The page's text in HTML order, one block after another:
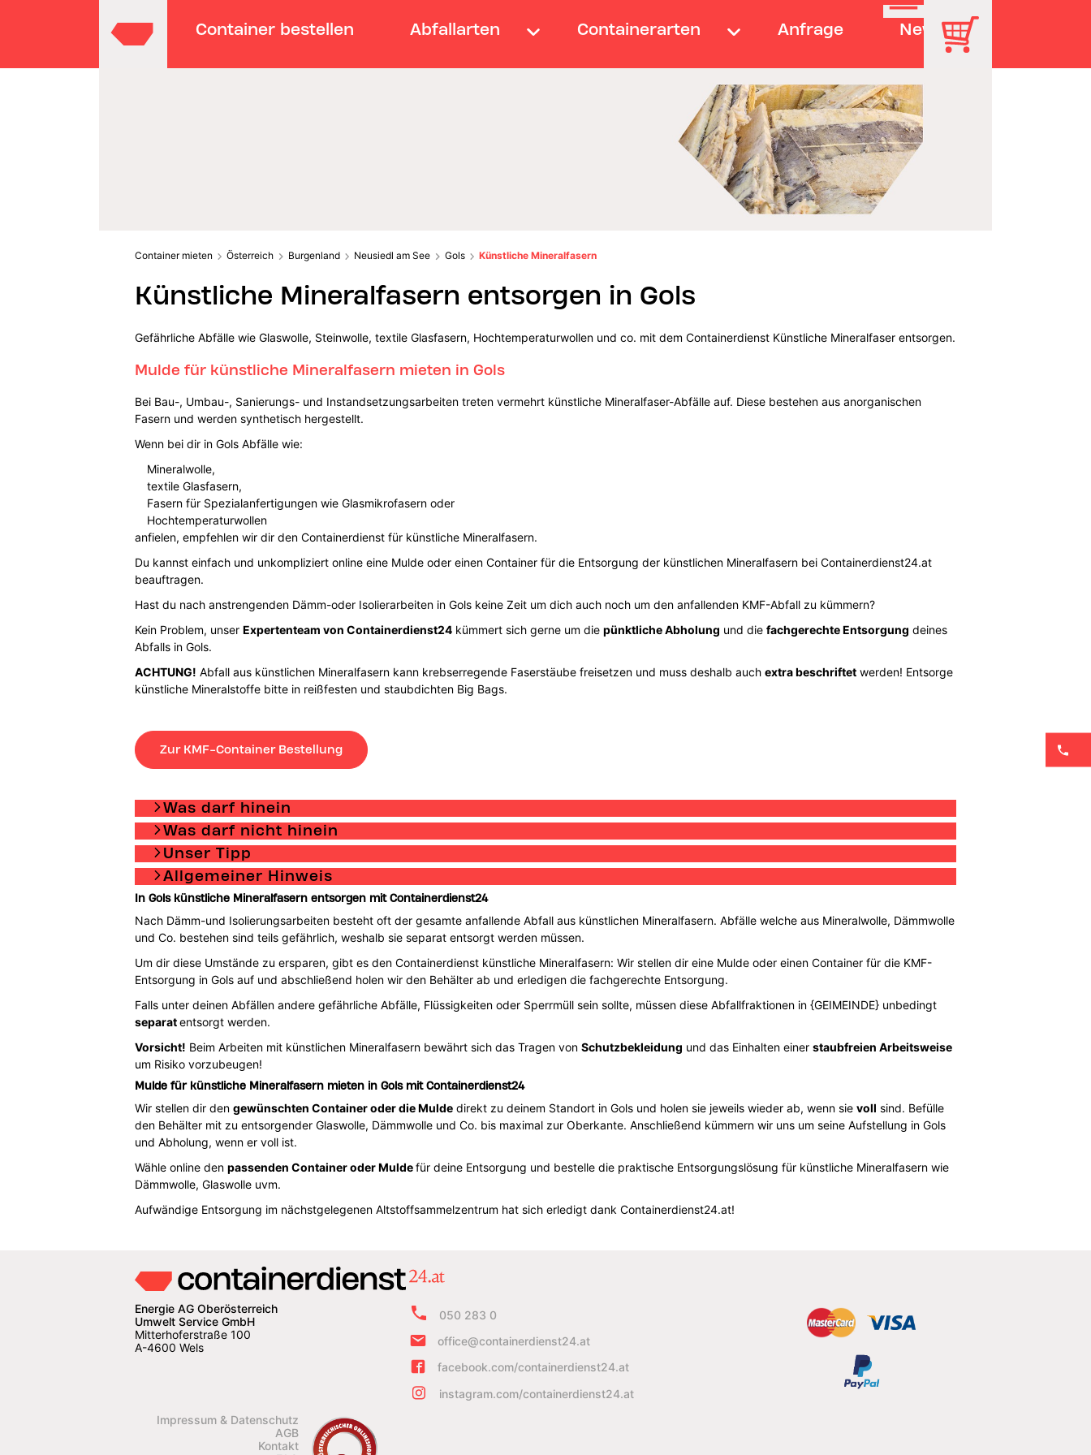
Container bestellen Abfallarten Containerarten Anfrage News
Container mieten Österreich Burgenland Neusiedl am See Gols Künstliche Mineralfasern
Künstliche Mineralfasern entsorgen in Gols
Gefährliche Abfälle wie Glaswolle, Steinwolle, textile Glasfasern, Hochtemperaturwollen und co. mit dem Containerdienst Künstliche Mineralfaser entsorgen.
Mulde für künstliche Mineralfasern mieten in Gols
Bei Bau-, Umbau-, Sanierungs- und Instandsetzungsarbeiten treten vermehrt künstliche Mineralfaser-Abfälle auf. Diese bestehen aus anorganischen
Fasern und werden synthetisch hergestellt.
Wenn bei dir in Gols Abfälle wie:
Mineralwolle,
textile Glasfasern,
Fasern für Spezialanfertigungen wie Glasmikrofasern oder
Hochtemperaturwollen
anfielen, empfehlen wir dir den Containerdienst für künstliche Mineralfasern.
Du kannst einfach und unkompliziert online eine Mulde oder einen Container für die Entsorgung der künstlichen Mineralfasern bei Containerdienst24.at
beauftragen.
Hast du nach anstrengenden Dämm-oder Isolierarbeiten in Gols keine Zeit um dich auch noch um den anfallenden KMF-Abfall zu kümmern?
Kein Problem, unser Expertenteam von Containerdienst24kümmert sich gerne um die pünktliche Abholung und die fachgerechte Entsorgung deines
Abfalls in Gols.
ACHTUNG! Abfall aus künstlichen Mineralfasern kann krebserregende Faserstäube freisetzen und muss deshalb auch extra beschriftetwerden! Entsorge
künstliche Mineralstoffe bitte in reißfesten und staubdichten Big Bags.
Zur KMF-Container Bestellung
Was darf hinein
Was darf nicht hinein
Unser Tipp
Allgemeiner Hinweis
In Gols künstliche Mineralfasern entsorgen mit Containerdienst24
Nach Dämm-und Isolierungsarbeiten besteht oft der gesamte anfallende Abfall aus künstlichen Mineralfasern. Abfälle welche aus Mineralwolle, Dämmwolle
und Co. bestehen sind teils gefährlich, weshalb sie separat entsorgt werden müssen.
Um dir diese Umstände zu ersparen, gibt es den Containerdienst künstliche Mineralfasern: Wir stellen dir eine Mulde oder einen Container für die KMF-
Entsorgung in Gols auf und abschließend holen wir den Behälter ab und erledigen die fachgerechte Entsorgung.
Falls unter deinen Abfällen andere gefährliche Abfälle, Flüssigkeiten oder Sperrmüll sein sollte, müssen diese Abfallfraktionen in {GEIMEINDE} unbedingt
separatentsorgt werden.
Vorsicht! Beim Arbeiten mit künstlichen Mineralfasern bewährt sich das Tragen von Schutzbekleidung und das Einhalten einer staubfreien Arbeitsweise
um Risiko vorzubeugen!
Mulde für künstliche Mineralfasern mieten in Gols mit Containerdienst24
Wir stellen dir den gewünschten Container oder die Muldedirekt zu deinem Standort in Gols und holen sie jeweils wieder ab, wenn sie voll sind. Befülle
den Behälter mit zu entsorgender Glaswolle, Dämmwolle und Co. bis maximal zur Oberkante. Anschließend kümmern wir uns um seine Aufstellung in Gols
und Abholung, wenn er voll ist.
Wähle online den passenden Container oder Muldefür deine Entsorgung und bestelle die praktische Entsorgungslösung für künstliche Mineralfasern wie
Dämmwolle, Glaswolle uvm.
Aufwändige Entsorgung im nächstgelegenen Altstoffsammelzentrum hat sich erledigt dank Containerdienst24.at!
Energie AG Oberösterreich
Umwelt Service GmbH
Mitterhoferstraße 100
A-4600 Wels
050 283 0
office@containerdienst24.at
facebook.com/containerdienst24.at
instagram.com/containerdienst24.at
Impressum & Datenschutz
AGB
Kontakt